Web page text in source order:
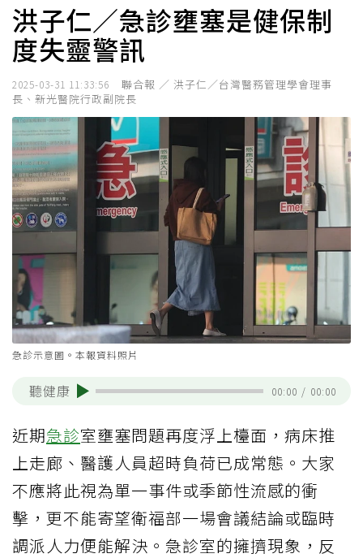
洪子仁／急診壅塞是健保制
度失靈警訊
2025-03-31 11:33:56
聯合報 ／ 洪子仁／台灣醫務管理學會理事
長、新光醫院行政副院長
急診示意圖。本報資料照片
聽健康 00:00 / 00:00
近期急診室壅塞問題再度浮上檯面，病床推
上走廊、醫護人員超時負荷已成常態。大家
不應將此視為單一事件或季節性流感的衝
擊，更不能寄望衛福部一場會議結論或臨時
調派人力便能解決。急診室的擁擠現象，反